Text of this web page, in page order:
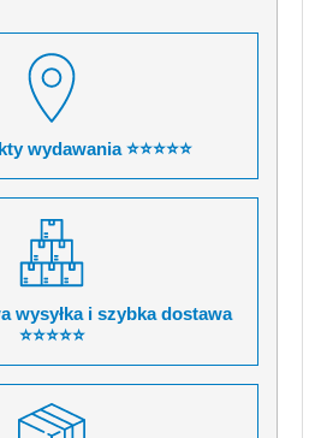
wydawania ⭐⭐⭐⭐⭐
wysyłka i szybka dostawa
⭐⭐⭐⭐⭐